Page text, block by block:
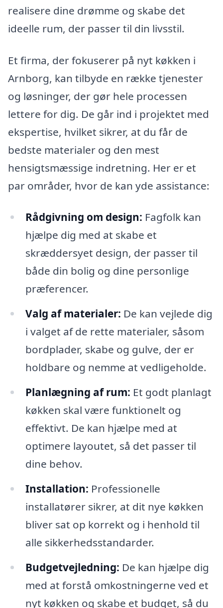
realisere dine drømme og skabe det
ideelle rum, der passer til din livsstil.
Et firma, der fokuserer på nyt køkken i
Arnborg, kan tilbyde en række tjenester
og løsninger, der gør hele processen
lettere for dig. De går ind i projektet med
ekspertise, hvilket sikrer, at du får de
bedste materialer og den mest
hensigtsmæssige indretning. Her er et
par områder, hvor de kan yde assistance:
Rådgivning om design: Fagfolk kan
hjælpe dig med at skabe et
skræddersyet design, der passer til
både din bolig og dine personlige
præferencer.
Valg af materialer: De kan vejlede dig
i valget af de rette materialer, såsom
bordplader, skabe og gulve, der er
holdbare og nemme at vedligeholde.
Planlægning af rum: Et godt planlagt
køkken skal være funktionelt og
effektivt. De kan hjælpe med at
optimere layoutet, så det passer til
dine behov.
Installation: Professionelle
installatører sikrer, at dit nye køkken
bliver sat op korrekt og i henhold til
alle sikkerhedsstandarder.
Budgetvejledning: De kan hjælpe dig
med at forstå omkostningerne ved et
nyt køkken og skabe et budget, så du